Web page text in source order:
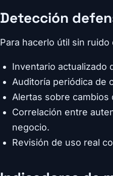
Detección
Para hacerlo útil sin
Inventario actualizado
Auditoría periódica de
Alertas sobre
Correlación entre
negocio.
Revisión de uso real